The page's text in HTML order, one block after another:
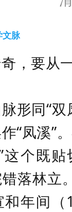
文脉
要从
同“双
“凤溪”
这个既
落林立
年间（